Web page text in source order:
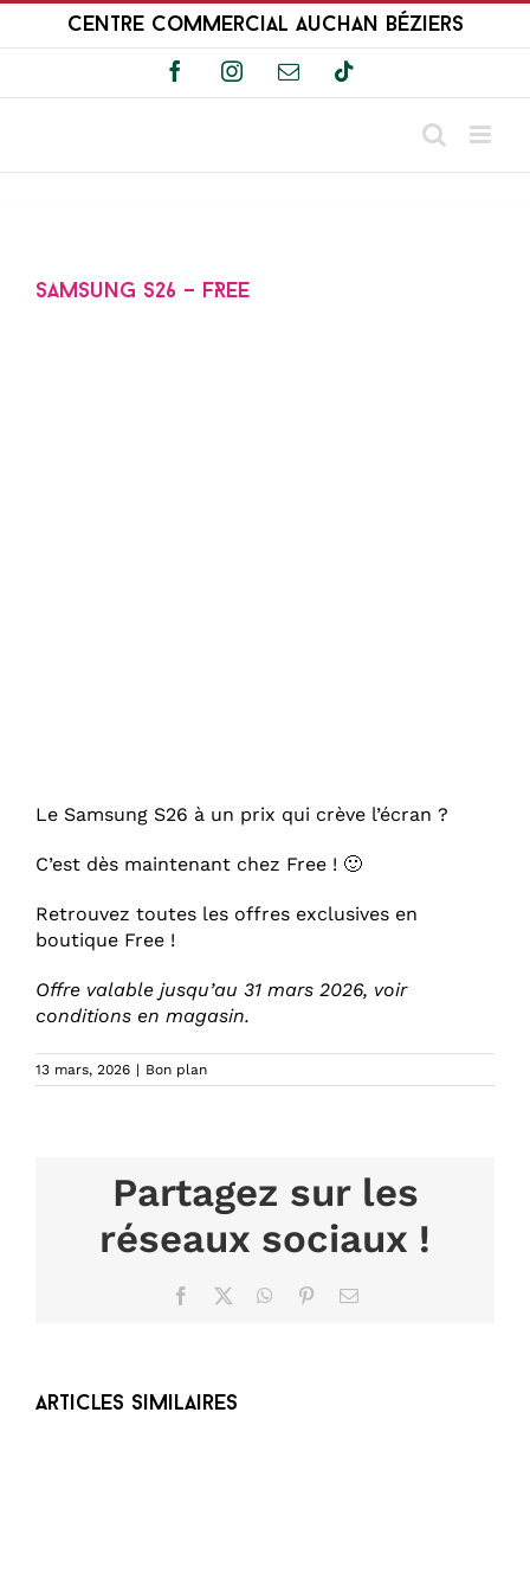
Passer
Centre Commercial Auchan Béziers
FacebookInstagramEmailTiktok
Samsung S26 – FREE
Le Samsung S26 à un prix qui crève l’écran ?
C’est dès maintenant chez Free ! 🙂
Retrouvez toutes les offres exclusives en
boutique Free !
Offre valable jusqu’au 31 mars 2026, voir
conditions en magasin.
13 mars, 2026 | Bon plan
Partagez sur les
réseaux sociaux !
Facebook WhatsApp
PinterestEmail
Articles similaires